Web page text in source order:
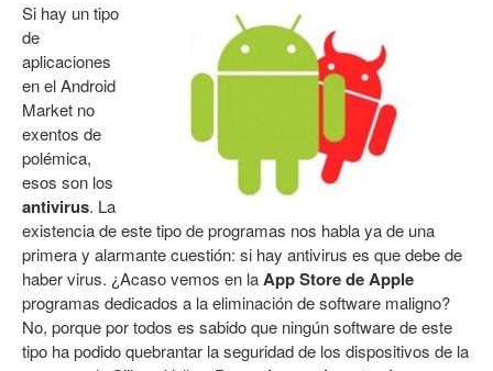
Si hay un tipo
de
aplicaciones
en el Android
Market no
exentos de
polémica,
esos son los
antivirus. La
existencia de este tipo de programas nos habla ya de una
primera y alarmante cuestión: si hay antivirus es que debe de
haber virus. ¿Acaso vemos en laApp Store de Apple
programas dedicados a la eliminación de software maligno?
No, porque por todos es sabido que ningún software de este
tipo ha podido quebrantar la seguridad de los dispositivos de la